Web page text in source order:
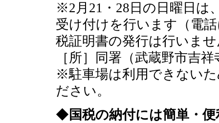
※2月21・28日の日曜日は
受け付けを行います（電
税証明書の発行は行いま
［所］同署（武蔵野市吉
※駐車場は利用できない
ださい。
◆ 国税の納付には簡単・